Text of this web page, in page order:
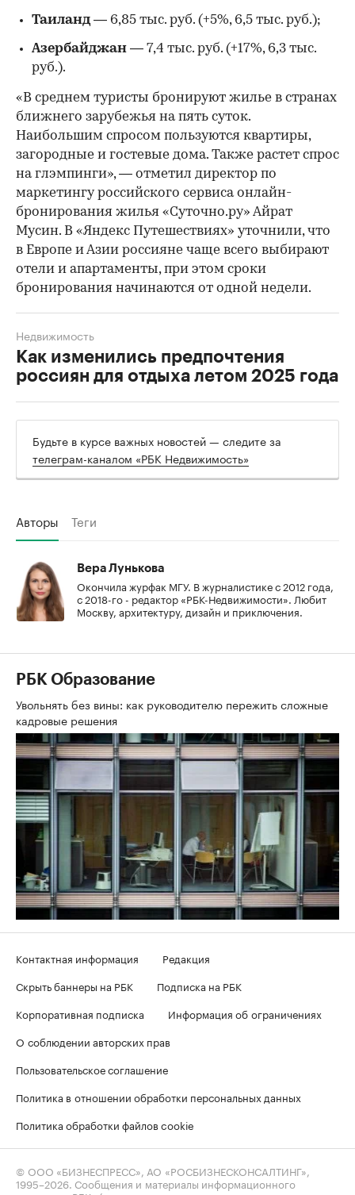
Таиланд — 6,85 тыс. руб. (+5%, 6,5 тыс. руб.);
Азербайджан — 7,4 тыс. руб. (+17%, 6,3 тыс.
руб.).
«В среднем туристы бронируют жилье в странах
ближнего зарубежья на пять суток.
Наибольшим спросом пользуются квартиры,
загородные и гостевые дома. Также растет спрос
на глэмпинги», — отметил директор по
маркетингу российского сервиса онлайн-
бронирования жилья «Суточно.ру» Айрат
Мусин. В «Яндекс Путешествиях» уточнили, что
в Европе и Азии россияне чаще всего выбирают
отели и апартаменты, при этом сроки
бронирования начинаются от одной недели.
Как изменились предпочтения
россиян для отдыха летом 2025 года
Недвижимость
Будьте в курсе важных новостей — следите за
телеграм-каналом «РБК Недвижимость»
Авторы Теги
Вера Лунькова
Окончила журфак МГУ. В журналистике с 2012 года,
с 2018-го - редактор «РБК-Недвижимости». Любит
Москву, архитектуру, дизайн и приключения.
РБК Образование
Увольнять без вины: как руководителю пережить сложные
кадровые решения
Контактная информация
Редакция
Скрыть баннеры на РБК
Подписка на РБК
Корпоративная подписка
Информация об ограничениях
О соблюдении авторских прав
Пользовательское соглашение
Политика в отношении обработки персональных данных
Политика обработки файлов cookie
© ООО «БИЗНЕСПРЕСС», АО «РОСБИЗНЕСКОНСАЛТИНГ»,
1995–2026 . Сообщения и материалы информационного